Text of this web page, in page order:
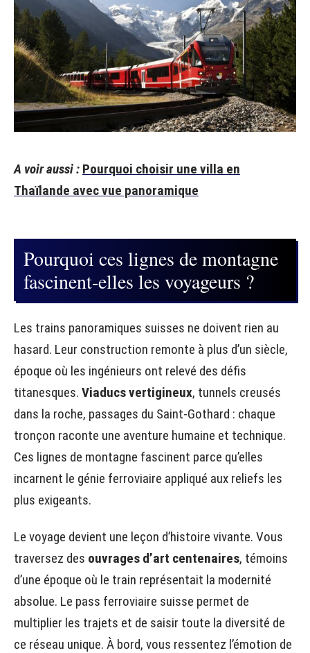
A voir aussi : Pourquoi choisir une villa en
Thaïlande avec vue panoramique
Pourquoi ces lignes de montagne
fascinent-elles les voyageurs ?
Les trains panoramiques suisses ne doivent rien au
hasard. Leur construction remonte à plus d’un siècle,
époque où les ingénieurs ont relevé des défis
titanesques. Viaducs vertigineux, tunnels creusés
dans la roche, passages du Saint-Gothard : chaque
tronçon raconte une aventure humaine et technique.
Ces lignes de montagne fascinent parce qu’elles
incarnent le génie ferroviaire appliqué aux reliefs les
plus exigeants.
Le voyage devient une leçon d’histoire vivante. Vous
traversez des ouvrages d’art centenaires, témoins
d’une époque où le train représentait la modernité
absolue. Le pass ferroviaire suisse permet de
multiplier les trajets et de saisir toute la diversité de
ce réseau unique. À bord, vous ressentez l’émotion de